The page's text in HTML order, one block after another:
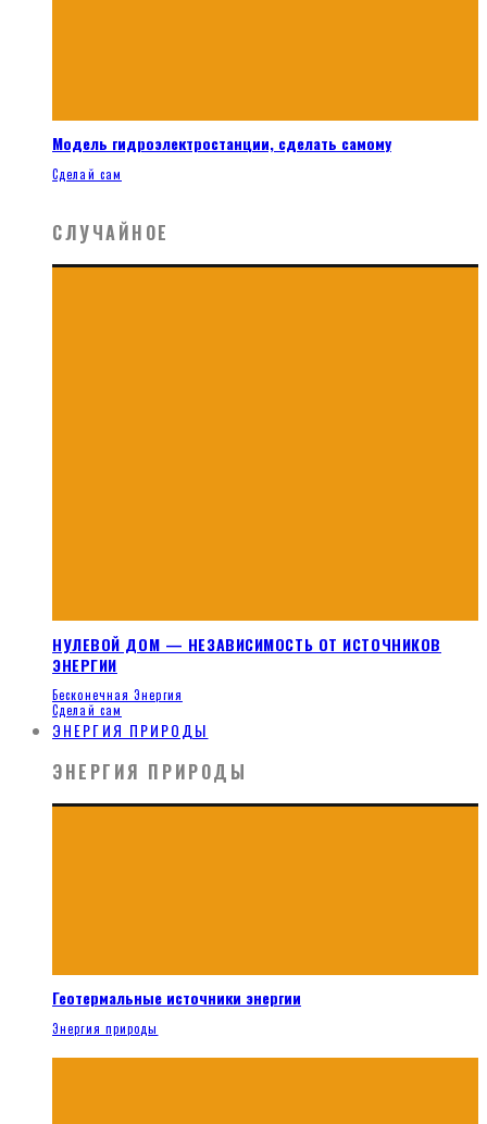
Модель гидроэлектростанции, сделать самому
Сделай сам
СЛУЧАЙНОЕ
НУЛЕВОЙ ДОМ — НЕЗАВИСИМОСТЬ ОТ ИСТОЧНИКОВ
ЭНЕРГИИ
Бесконечная Энергия
Сделай сам
ЭНЕРГИЯ ПРИРОДЫ
ЭНЕРГИЯ ПРИРОДЫ
Геотермальные источники энергии
Энергия природы